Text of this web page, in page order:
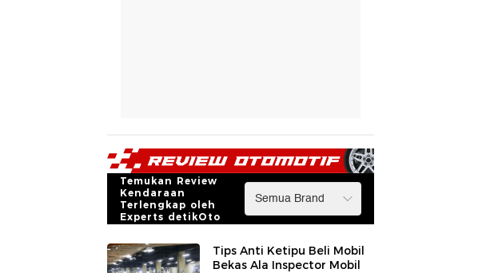
Temukan Review
Kendaraan
Terlengkap oleh
Experts detikOto
Tips Anti Ketipu Beli Mobil
Bekas Ala Inspector Mobil